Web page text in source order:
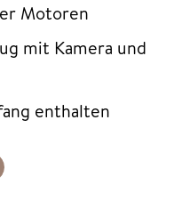
Motoren
mit Kamera und
enthalten